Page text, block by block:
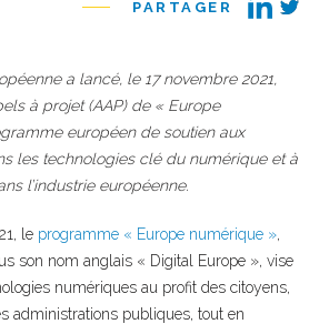
PARTAGER
a lancé, le 17 novembre 2021,
à projet (AAP) de « Europe
européen de soutien aux
les technologies clé du numérique et à
l’industrie européenne.
le programme « Europe numérique »,
son nom anglais « Digital Europe », vise
numériques au profit des citoyens,
administrations publiques, tout en